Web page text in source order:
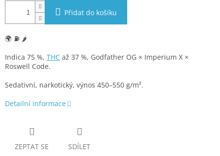
Přidat do košíku
🌍 ⛽ 🌶️
Indica 75 %, THC až 37 %, Godfather OG × Imperium X ×
Roswell Code.
Sedativní, narkotický, výnos 450–550 g/m².
Detailní informace
ZEPTAT SE SDÍLET